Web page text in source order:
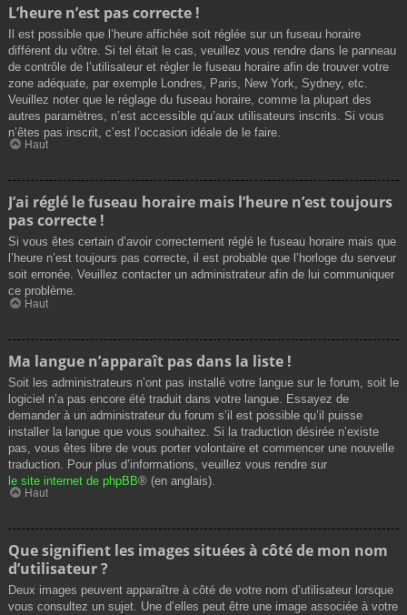
L’heure n’est pas correcte !
Il est possible que l’heure affichée soit réglée sur un fuseau horaire
différent du vôtre. Si tel était le cas, veuillez vous rendre dans le panneau
de contrôle de l’utilisateur et régler le fuseau horaire afin de trouver votre
zone adéquate, par exemple Londres, Paris, New York, Sydney, etc.
Veuillez noter que le réglage du fuseau horaire, comme la plupart des
autres paramètres, n’est accessible qu’aux utilisateurs inscrits. Si vous
n’êtes pas inscrit, c’est l’occasion idéale de le faire.
Haut
J’ai réglé le fuseau horaire mais l’heure n’est toujours
pas correcte !
Si vous êtes certain d’avoir correctement réglé le fuseau horaire mais que
l’heure n’est toujours pas correcte, il est probable que l’horloge du serveur
soit erronée. Veuillez contacter un administrateur afin de lui communiquer
ce problème.
Haut
Ma langue n’apparaît pas dans la liste !
Soit les administrateurs n’ont pas installé votre langue sur le forum, soit le
logiciel n’a pas encore été traduit dans votre langue. Essayez de
demander à un administrateur du forum s’il est possible qu’il puisse
installer la langue que vous souhaitez. Si la traduction désirée n’existe
pas, vous êtes libre de vous porter volontaire et commencer une nouvelle
traduction. Pour plus d’informations, veuillez vous rendre sur
le site internet de phpBB® (en anglais).
Haut
Que signifient les images situées à côté de mon nom
d’utilisateur ?
Deux images peuvent apparaître à côté de votre nom d’utilisateur lorsque
vous consultez un sujet. Une d’elles peut être une image associée à votre